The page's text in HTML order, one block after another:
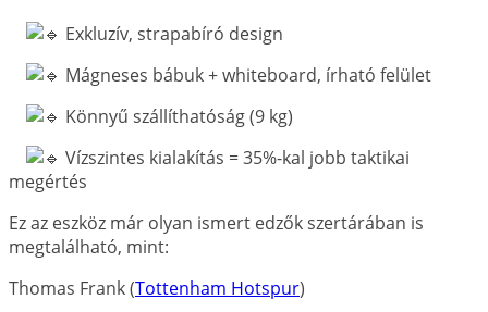
Exkluzív, strapabíró design
Mágneses bábuk + whiteboard, írható felület
Könnyű szállíthatóság (9 kg)
Vízszintes kialakítás = 35%-kal jobb taktikai
megértés
Ez az eszköz már olyan ismert edzők szertárában is
megtalálható, mint:
Thomas Frank (Tottenham Hotspur)